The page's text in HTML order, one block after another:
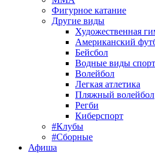
Фигурное катание
Другие виды
Художественная
Американский
Бейсбол
Водные виды
Волейбол
Легкая атлетика
Пляжный волейбол
Регби
Киберспорт
#Клубы
#Сборные
Афиша